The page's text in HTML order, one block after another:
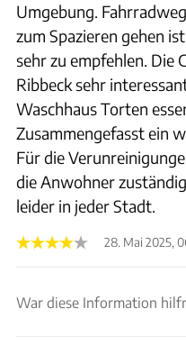
Umgebung.
zum Spazieren gehen
sehr zu empfehlen. Die
Ribbeck sehr
Waschhaus Torten
Zusammengefasst ein
Für die
die Anwohner
leider in jeder Stadt.
28. Mai 2025,
War diese Information